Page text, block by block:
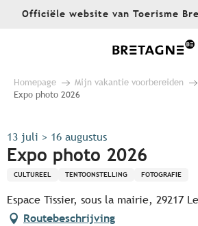
AllerOfficiële website van Toerisme
Homepage Mijn vakantie voorbereiden
Expo photo 2026
13 juli > 16 augustus
Expo photo 2026
CULTUREEL TENTOONSTELLING FOTOGRAFIE
Espace Tissier, sous la mairie, 29217
Routebeschrijving